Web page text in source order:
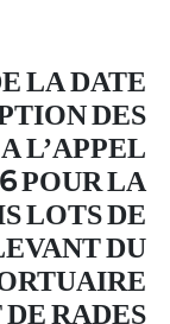
LA DATE
DES
L’APPEL
POUR LA
LOTS DE
DU
RADES